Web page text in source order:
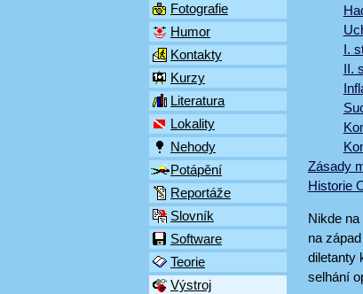
Fotografie
Humor
Kontakty
Kurzy
Literatura
Lokality
Nehody
Potápění
Reportáže
Slovník
Software
Teorie
Výstroj
I.
II.
Zásady
Historie
Nikde
na
diletanty
selhání